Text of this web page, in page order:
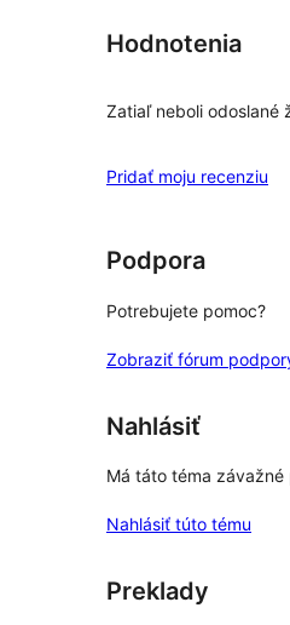
Hodnotenia
Zatiaľ neboli odoslané
Pridať moju recenziu
Podpora
Potrebujete pomoc?
Zobraziť fórum
Nahlásiť
Má táto téma závažné
Nahlásiť túto tému
Preklady